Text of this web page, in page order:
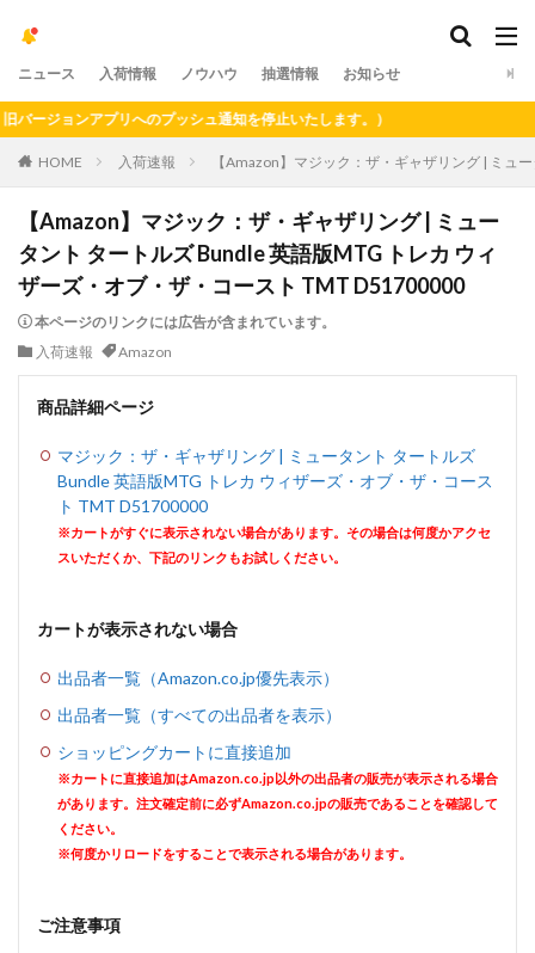
ニュース 入荷情報 ノウハウ 抽選情報 お知らせ
ョンアプリへのプッシュ通知を停止いたします。）
HOME 入荷速報 【Amazon】マジック：ザ・ギャザリング | ミュ
【Amazon】マジック：ザ・ギャザリング | ミュー
タント タートルズ Bundle 英語版MTG トレカ ウィ
ザーズ・オブ・ザ・コースト TMT D51700000
本ページのリンクには広告が含まれています。
入荷速報
Amazon
商品詳細ページ
マジック：ザ・ギャザリング | ミュータント タートルズ
Bundle 英語版MTG トレカ ウィザーズ・オブ・ザ・コース
ト TMT D51700000
※カートがすぐに表示されない場合があります。その場合は何度かアクセ
スいただくか、下記のリンクもお試しください。
カートが表示されない場合
出品者一覧（Amazon.co.jp優先表示）
出品者一覧（すべての出品者を表示）
ショッピングカートに直接追加
※カートに直接追加はAmazon.co.jp以外の出品者の販売が表示される場合
があります。注文確定前に必ずAmazon.co.jpの販売であることを確認して
ください。
※何度かリロードをすることで表示される場合があります。
ご注意事項